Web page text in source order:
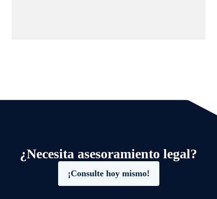
¿Necesita asesoramiento legal?
¡Consulte hoy mismo!